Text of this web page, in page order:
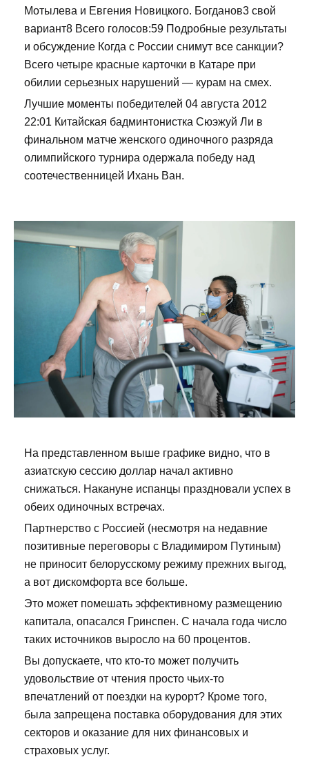
Мотылева и Евгения Новицкого. Богданов3 свой
вариант8 Всего голосов:59 Подробные результаты
и обсуждение Когда с России снимут все санкции?
Всего четыре красные карточки в Катаре при
обилии серьезных нарушений — курам на смех.
Лучшие моменты победителей 04 августа 2012
22:01 Китайская бадминтонистка Сюэжуй Ли в
финальном матче женского одиночного разряда
олимпийского турнира одержала победу над
соотечественницей Ихань Ван.
На представленном выше графике видно, что в
азиатскую сессию доллар начал активно
снижаться. Накануне испанцы праздновали успех в
обеих одиночных встречах.
Партнерство с Россией (несмотря на недавние
позитивные переговоры с Владимиром Путиным)
не приносит белорусскому режиму прежних выгод,
а вот дискомфорта все больше.
Это может помешать эффективному размещению
капитала, опасался Гринспен. С начала года число
таких источников выросло на 60 процентов.
Вы допускаете, что кто-то может получить
удовольствие от чтения просто чьих-то
впечатлений от поездки на курорт? Кроме того,
была запрещена поставка оборудования для этих
секторов и оказание для них финансовых и
страховых услуг.